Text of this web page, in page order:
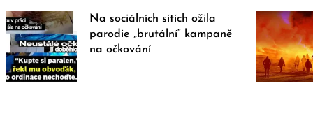
Na sociálních sítích ožila
parodie „brutální“ kampaně
na očkování